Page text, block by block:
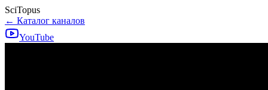
SciTopus
← Каталог каналов
YouTube